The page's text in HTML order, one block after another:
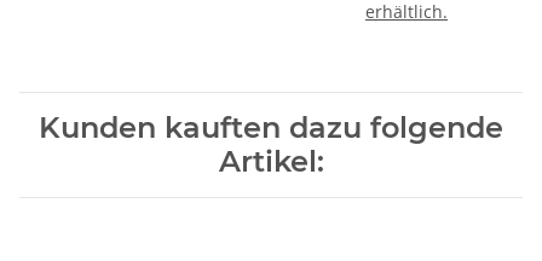
erhältlich.
Kunden kauften dazu folgende
Artikel: